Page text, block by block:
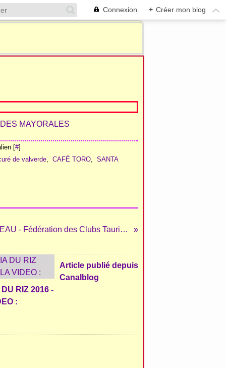
Connexion + Créer mon blog
[#]
de valverde, CAFÉ TORO, SANTA
BUREAU - Fédération des Clubs Taurins du Biterrois - COMMUNIQUÉ
DU RIZ 2016 -
:
Article publié depuis
Canalblog